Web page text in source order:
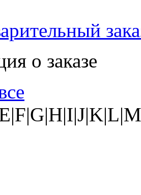
о заказе